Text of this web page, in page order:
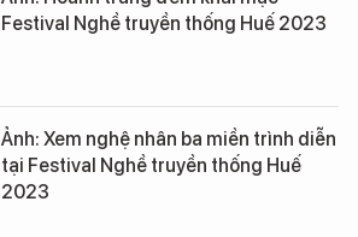
Festival Nghề truyền thống Huế 2023
Ảnh: Xem nghệ nhân ba miền trình diễn
tại Festival Nghề truyền thống Huế
2023